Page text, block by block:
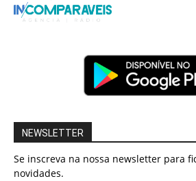
NEWSLETTER
Se inscreva na nossa newsletter para
novidades.